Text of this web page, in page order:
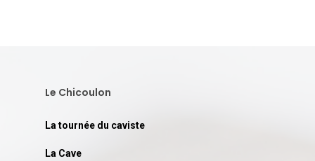
Le Chicoulon
La tournée du caviste
La Cave